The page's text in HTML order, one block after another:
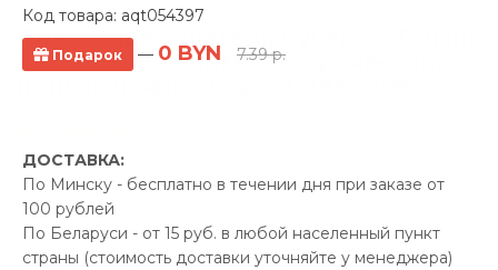
Код товара: aqt054397
Подарок — 0 BYN 7.39 р.
ДОСТАВКА:
По Минску - бесплатно в течении дня при заказе от
100 рублей
По Беларуси - от 15 руб. в любой населенный пункт
страны (стоимость доставки уточняйте у менеджера)
Полотенцесушитель Сунержа Галант
4.0 500x1000 МЭМ электрический,
Производитель:Сунержа
Код Товара: aqt051271